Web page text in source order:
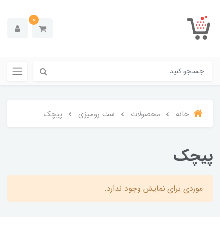
0
خانه محصولات ست رومیزی پیچک
پیچک
موردی برای نمایش وجود ندارد.